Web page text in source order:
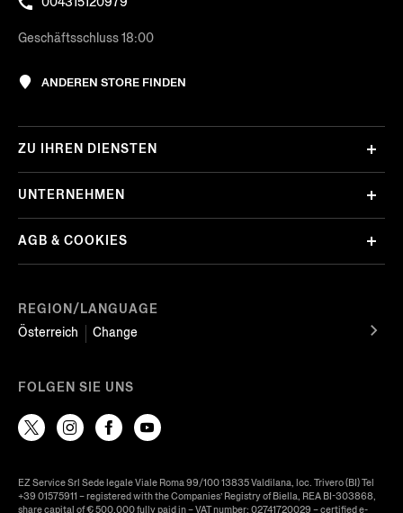
Geschäftsschluss 18:00
ANDEREN STORE FINDEN
REGION/LANGUAGE
Österreich
Change
ZU IHREN DIENSTEN
UNTERNEHMEN
AGB & COOKIES
FOLGEN SIE UNS
EZ Service Srl Sede legale Viale Roma 99/100 13835 Valdilana, loc. Trivero (BI) Tel
+39 01575911 – registered with the Companies’ Registry of Biella, REA BI-303868,
share capital of € 500.000 fully paid in – VAT number: 02741720029 – certified e-